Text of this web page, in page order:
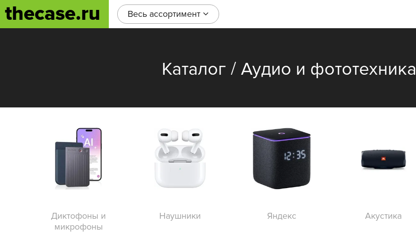
thecase.ru Весь ассортимент
Каталог / Аудио и фототехника
Диктофоны и
микрофоны
Наушники Яндекс Акустика